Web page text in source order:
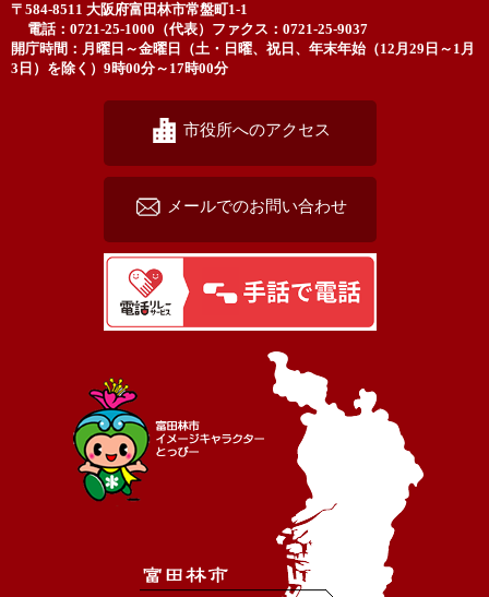
〒584-8511 大阪府富田林市常盤町1-1
電話：0721-25-1000（代表） ファクス：0721-25-9037
開庁時間：月曜日～金曜日（土・日曜、祝日、年末年始（12月29日～1月
3日）を除く）9時00分～17時00分
市役所へのアクセス
メールでのお問い合わせ